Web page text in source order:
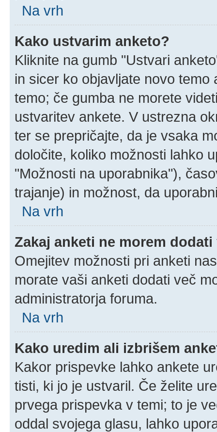
Na vrh
Kako ustvarim anketo?
Kliknite na gumb "Ustvari
in sicer ko objavljate novo
temo; če gumba ne morete
ustvaritev ankete. V ustrezna
ter se prepričajte, da je vsaka
določite, koliko možnosti lahko
"Možnosti na uporabnika"),
trajanje) in možnost, da
Na vrh
Zakaj anketi ne morem
Omejitev možnosti pri anketi
morate vaši anketi dodati več
administratorja foruma.
Na vrh
Kako uredim ali izbrišem
Kakor prispevke lahko ankete
tisti, ki jo je ustvaril. Če želite
prvega prispevka v temi; to je
oddal svojega glasu, lahko